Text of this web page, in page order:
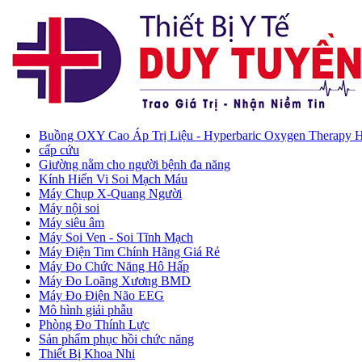
Buồng OXY Cao Áp Trị Liệu - Hyperbaric Oxygen Therapy
cấp cứu
Giường nằm cho người bệnh đa năng
Kính Hiển Vi Soi Mạch Máu
Máy Chụp X-Quang Người
Máy nội soi
Máy siêu âm
Máy Soi Ven - Soi Tĩnh Mạch
Máy Điện Tim Chính Hãng Giá Rẻ
Máy Đo Chức Năng Hô Hấp
Máy Đo Loãng Xương BMD
Máy Đo Điện Não EEG
Mô hình giải phẫu
Phòng Đo Thính Lực
Sản phẩm phục hồi chức năng
Thiết Bị Khoa Nhi